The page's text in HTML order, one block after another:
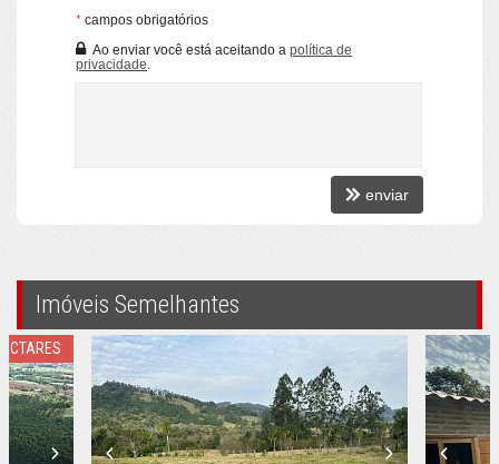
* campos obrigatórios
Ao enviar você está aceitando a política de
privacidade
enviar
Imóveis Semelhantes